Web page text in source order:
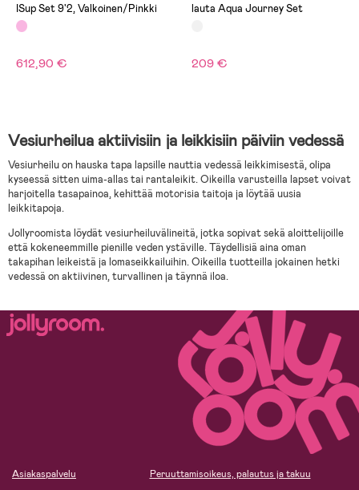
ISup Set 9'2, Valkoinen/Pinkki
612,90 €
lauta Aqua Journey Set
209 €
Vesiurheilua aktiivisiin ja leikkisiin päiviin vedessä
Vesiurheilu on hauska tapa lapsille nauttia vedessä leikkimisestä, olipa
kyseessä sitten uima-allas tai rantaleikit. Oikeilla varusteilla lapset voivat
harjoitella tasapainoa, kehittää motorisia taitoja ja löytää uusia
leikkitapoja.
Jollyroomista löydät vesiurheiluvälineitä, jotka sopivat sekä aloittelijoille
että kokeneemmille pienille veden ystäville. Täydellisiä aina oman
takapihan leikeistä ja lomaseikkailuihin. Oikeilla tuotteilla jokainen hetki
vedessä on aktiivinen, turvallinen ja täynnä iloa.
Asiakaspalvelu
Peruuttamisoikeus, palautus ja takuu